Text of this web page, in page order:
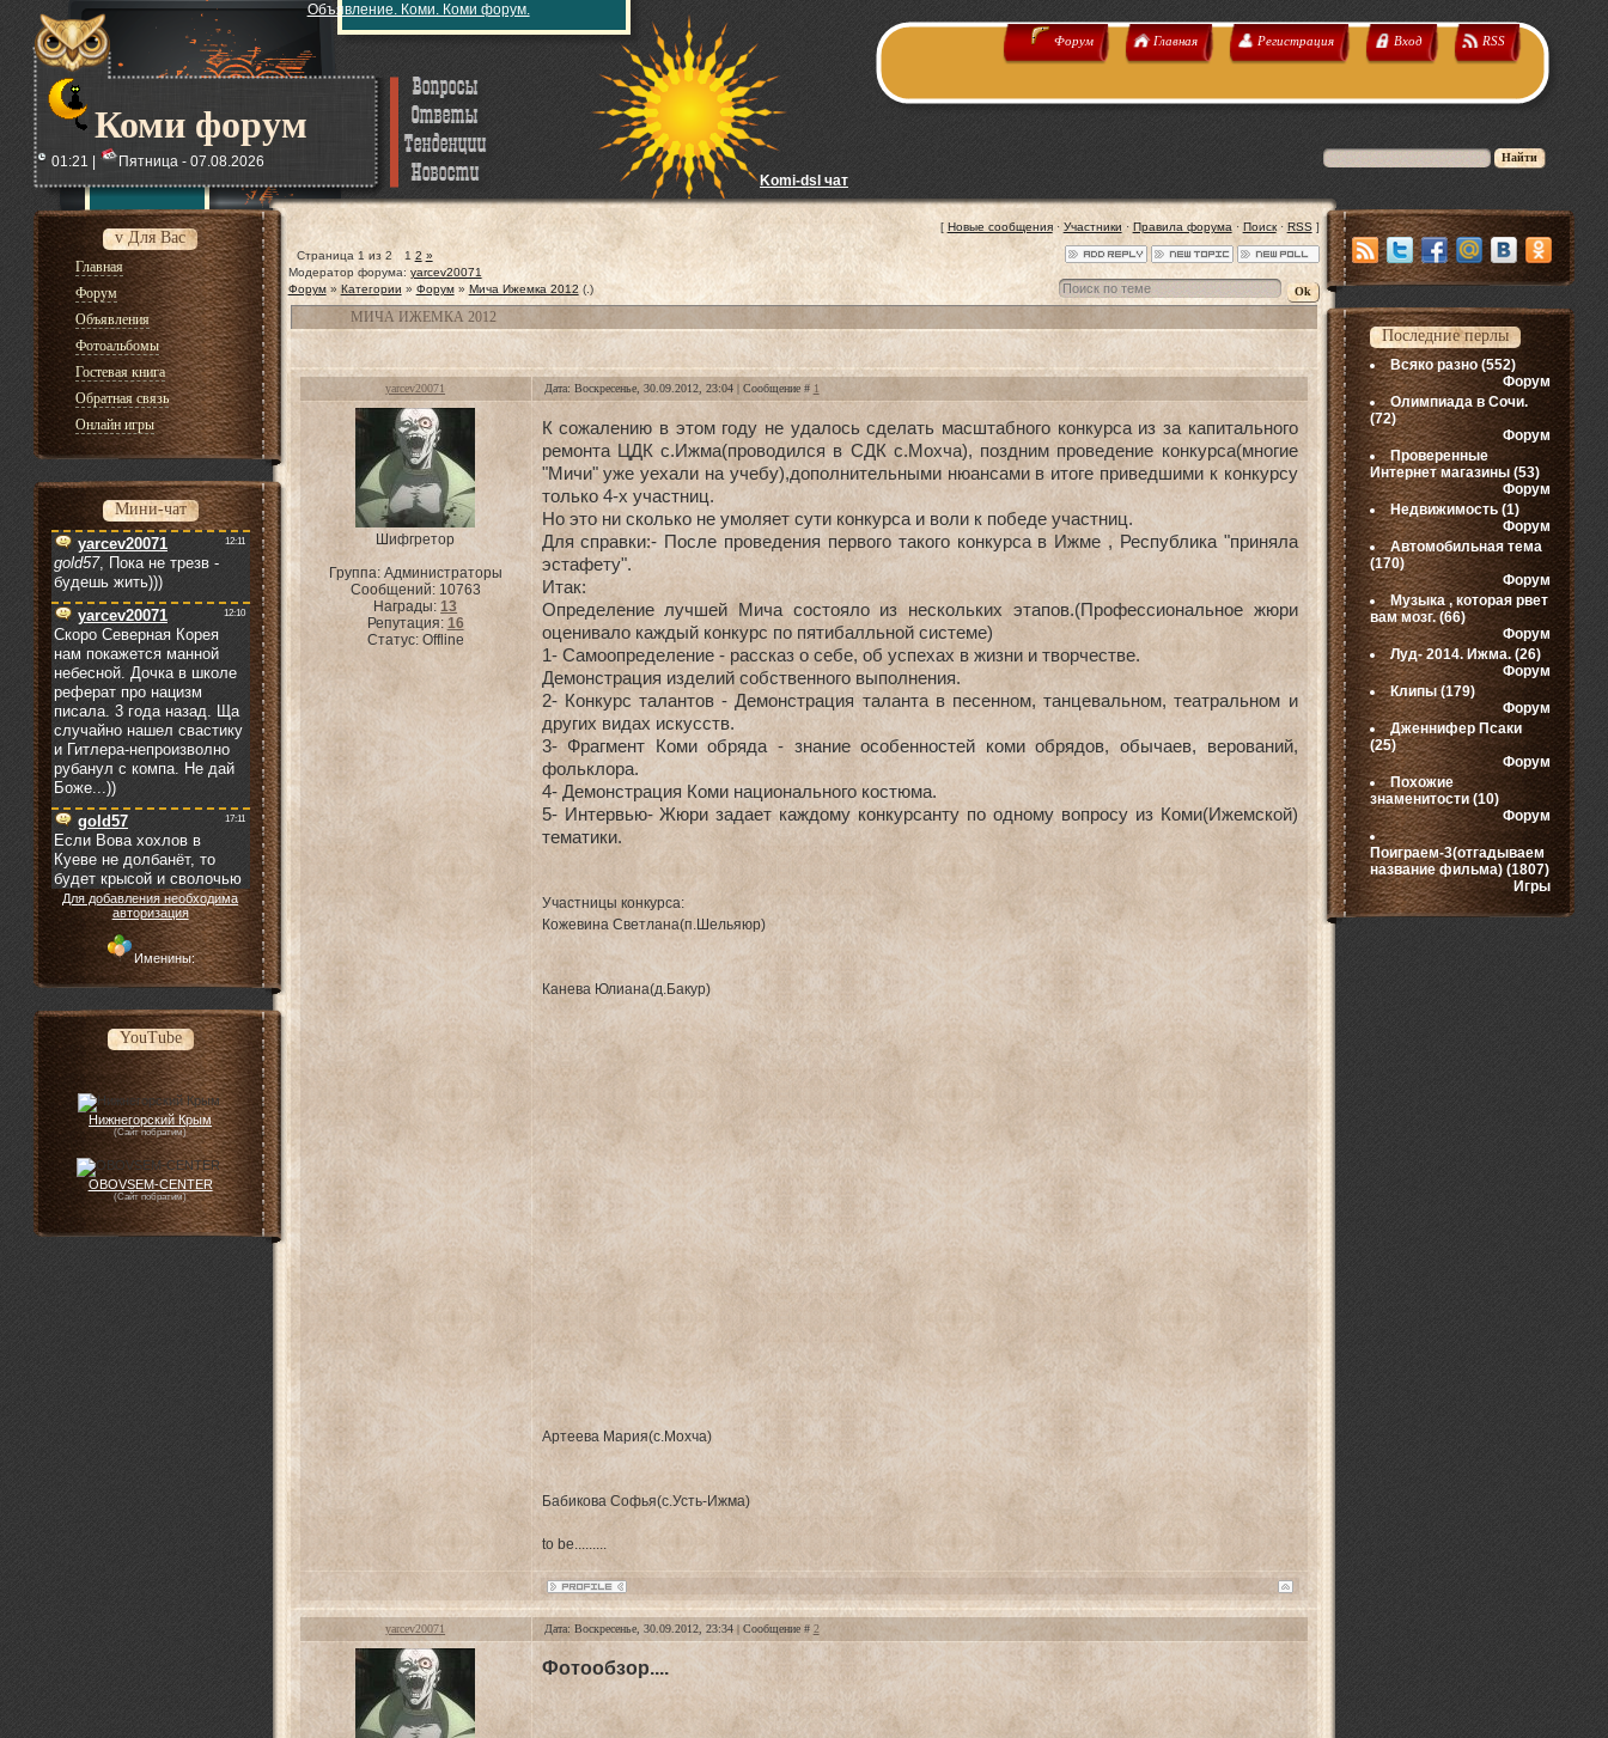
Коми форум
Объявление. Коми. Коми форум.
Форум Главная Регистрация Вход RSS
01:21 |
Пятница - 07.08.2026
Komi-dsl чат
v Для Вас
Главная
Форум
Объявления
Фотоальбомы
Гостевая книга
Обратная связь
Онлайн игры
Мини-чат
Для добавления необходима
авторизация
Именины:
YouTube
Нижнегорский Крым
(Сайт побратим)
OBOVSEM-CENTER
(Сайт побратим)
[ Новые сообщения· Участники · Правила форума · Поиск· RSS]
Страница 1 из 2 1 2 »
Модератор форума: yarcev20071
Форум » Категории » Форум » Мича Ижемка 2012 (.)
МИЧА ИЖЕМКА 2012
yarcev20071 Дата: Воскресенье, 30.09.2012, 23:04 | Сообщение # 1
Шифгретор
Группа: Администраторы
Сообщений: 10763
Награды:13
Репутация: 16
Статус: Offline
К сожалению в этом году не удалось сделать масштабного конкурса из за капитального
ремонта ЦДК с.Ижма(проводился в СДК с.Мохча), поздним проведение конкурса(многие
"Мичи" уже уехали на учебу),дополнительными нюансами в итоге приведшими к конкурсу
только 4-х участниц.
Но это ни сколько не умоляет сути конкурса и воли к победе участниц.
Для справки:- После проведения первого такого конкурса в Ижме , Республика "приняла
эстафету".
Итак:
Определение лучшей Мича состояло из нескольких этапов.(Профессиональное жюри
оценивало каждый конкурс по пятибалльной системе)
1- Самоопределение - рассказ о себе, об успехах в жизни и творчестве.
Демонстрация изделий собственного выполнения.
2- Конкурс талантов - Демонстрация таланта в песенном, танцевальном, театральном и
других видах искусств.
3- Фрагмент Коми обряда - знание особенностей коми обрядов, обычаев, верований,
фольклора.
4- Демонстрация Коми национального костюма.
5- Интервью- Жюри задает каждому конкурсанту по одному вопросу из Коми(Ижемской)
тематики.
Участницы конкурса:
Кожевина Светлана(п.Шельяюр)
Канева Юлиана(д.Бакур)
Артеева Мария(с.Мохча)
Бабикова Софья(с.Усть-Ижма)
to be.........
yarcev20071 Дата: Воскресенье, 30.09.2012, 23:34 | Сообщение # 2
Фотообзор....
Последние перлы
Всяко разно (552)
Форум
Олимпиада в Сочи.
(72)
Форум
Проверенные
Интернет магазины (53)
Форум
Недвижимость (1)
Форум
Автомобильная тема
(170)
Форум
Музыка , которая рвет
вам мозг. (66)
Форум
Луд- 2014. Ижма. (26)
Форум
Клипы (179)
Форум
Дженнифер Псаки
(25)
Форум
Похожие
знаменитости (10)
Форум
Поиграем-3(отгадываем
название фильма) (1807)
Игры